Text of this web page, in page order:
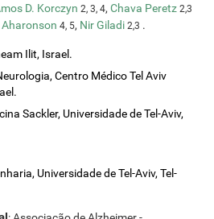
D. Korczyn 2, 3, 4,Chava Peretz 2,3
Aharonson 4, 5, Nir Giladi 2,3 .
Ilit, Israel.
Centro Médico Tel Aviv
Sackler, Universidade de Tel-Aviv,
Universidade de Tel-Aviv, Tel-